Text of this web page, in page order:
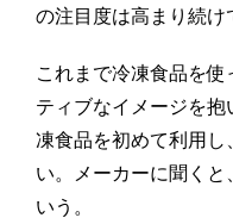
の注目度は高まり続け
これまで冷凍食品を
ティブなイメージを
凍食品を初めて利用
い。メーカーに聞く
いう。